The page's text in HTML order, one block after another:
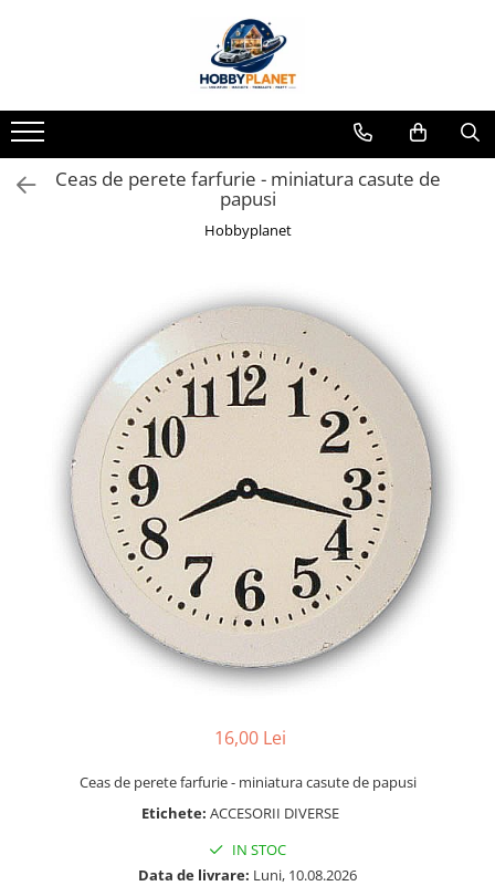
MINIATURI CASUTE PAPUSI
Accesorii miniaturale
Accesorii miniaturale diverse
Obiecte casnice miniaturale
Portelan deluxe cu aur 24K
Textile si lenjerii miniaturale
Vesela si servire miniaturi
Mobilier miniatural
Baie miniaturala
Bucatarie miniatura
Dormitor miniatural
Exterior miniatural
Living miniatural
Seturi mobilier miniatural
Materiale miniaturale si DIY
Accesorii DIY miniaturale
Pardoseli si textile miniaturale
Ceas de perete farfurie - miniatura casute de
papusi
Hobbyplanet
16,00 Lei
Ceas de perete farfurie - miniatura casute de papusi
Etichete: ACCESORII DIVERSE
IN STOC
Data de livrare: Luni, 10.08.2026